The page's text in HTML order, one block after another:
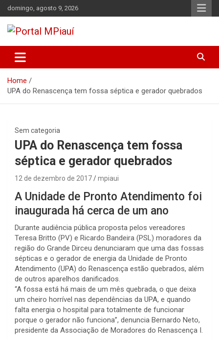
Skip
to
content
domingo, agosto 9, 2026
Portal MPiauí
Parnaíba
Home
UPA do Renascença tem fossa séptica e gerador quebrados
Sem categoria
UPA do Renascença tem fossa
séptica e gerador quebrados
12 de dezembro de 2017 mpiaui
A Unidade de Pronto Atendimento foi
inaugurada há cerca de um ano
Durante audiência pública proposta pelos vereadores
Teresa Britto (PV) e Ricardo Bandeira (PSL) moradores da
região do Grande Dirceu denunciaram que uma das fossas
sépticas e o gerador de energia da Unidade de Pronto
Atendimento (UPA) do Renascença estão quebrados, além
de outros aparelhos danificados.
“A fossa está há mais de um mês quebrada, o que deixa
um cheiro horrível nas dependências da UPA, e quando
falta energia o hospital para totalmente de funcionar
porque o gerador não funciona”, denuncia Bernardo Neto,
presidente da Associação de Moradores do Renascença I.